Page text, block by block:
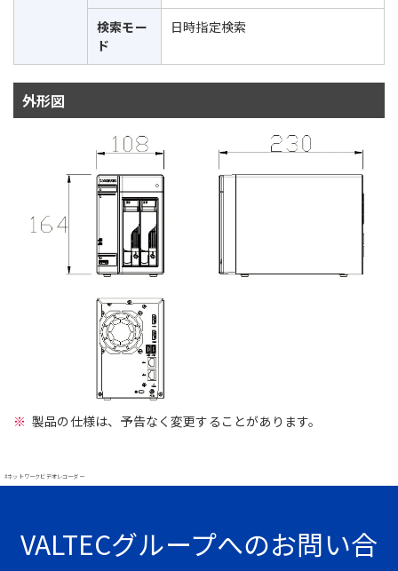
検索モー
ド
日時指定検索
外形図
製品の仕様は、予告なく変更することがあります。
#ネットワークビデオレコーダー
VALTECグループへのお問い合